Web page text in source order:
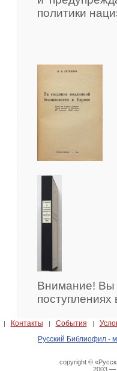
политики
Внимание! Вы
| Контакты | События |
Русский Библиофил -
copyright ©
2003 —